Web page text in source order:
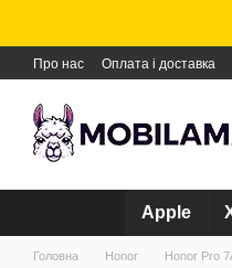
Перейти до основного
Про нас Оплата і доставка
Apple
Головна Honor Honor Pro